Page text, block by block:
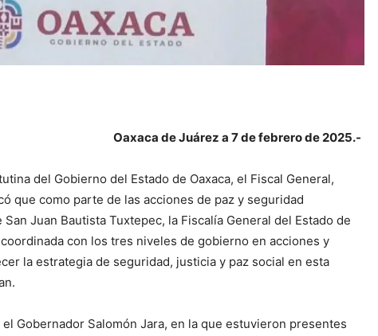
Oaxaca de Juárez a 7 de febrero de 2025.-
del Gobierno del Estado de Oaxaca, el Fiscal General,
que como parte de las acciones de paz y seguridad
Juan Bautista Tuxtepec, la Fiscalía General del Estado de
coordinada con los tres niveles de gobierno en acciones y
la estrategia de seguridad, justicia y paz social en esta
Gobernador Salomón Jara, en la que estuvieron presentes